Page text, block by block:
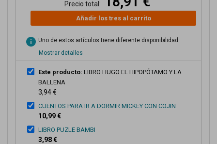
Precio total:
Añadir los tres al carrito
info Uno de estos artículos tiene diferente disponibilidad
Mostrar detalles
Este producto: LIBRO HUGO EL HIPOPÓTAMO Y LA
BALLENA
3,94 €
CUENTOS PARA IR A DORMIR MICKEY CON COJIN
10,99 €
LIBRO PUZLE BAMBI
3,98 €